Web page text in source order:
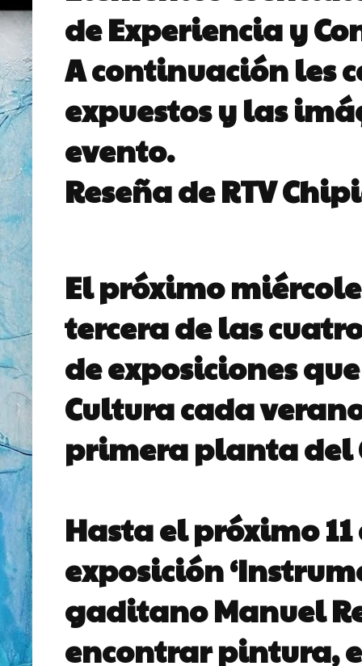
de Experiencia y
A continuación les
expuestos y las
evento.
Reseña de RTV
El próximo
tercera de las
de exposiciones
Cultura cada
primera planta del
Hasta el próximo
exposición
gaditano Manuel
encontrar pintura,